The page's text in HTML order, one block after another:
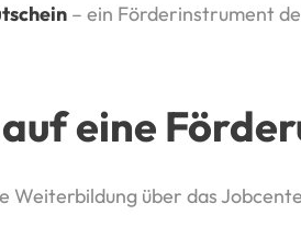
– ein Förderinstrument
eine
Weiterbildung über das